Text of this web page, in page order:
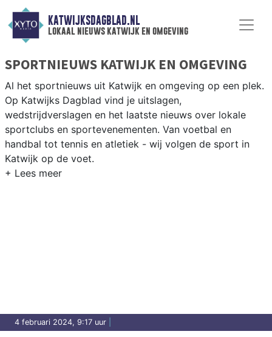
KATWIJKSDAGBLAD.NL
lokaal nieuws katwijk en omgeving
SPORTNIEUWS KATWIJK EN OMGEVING
Al het sportnieuws uit Katwijk en omgeving op een plek.
Op Katwijks Dagblad vind je uitslagen,
wedstrijdverslagen en het laatste nieuws over lokale
sportclubs en sportevenementen. Van voetbal en
handbal tot tennis en atletiek - wij volgen de sport in
Katwijk op de voet.
4 februari 2024, 9:17 uur